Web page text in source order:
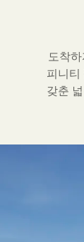
도착
피니
갖춘